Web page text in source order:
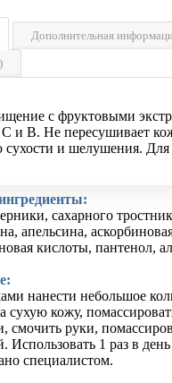
Дополнительная
с фруктовыми
и B. Не пересушивает
и шелушения. Для
сахарного
апельсина,
кислоты, пантенол,
нанести небольшое
сухую кожу,
смочить руки,
Использовать 1 раз в
специалистом.